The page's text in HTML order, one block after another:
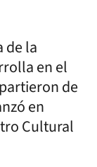
de la
en el
de
en
Cultural